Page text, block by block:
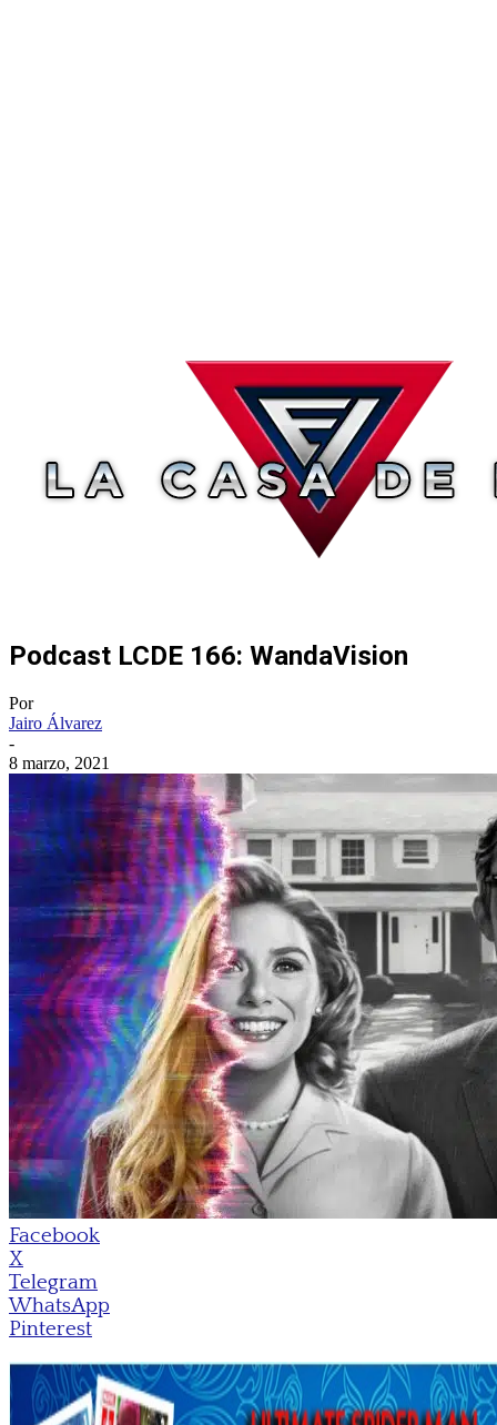
Podcast LCDE 166: WandaVision
Por
Jairo Álvarez
-
8 marzo, 2021
Facebook
X
Telegram
WhatsApp
Pinterest